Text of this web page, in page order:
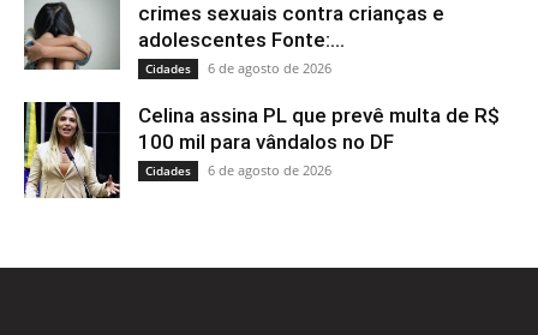
crimes sexuais contra crianças e
adolescentes Fonte:...
Cidades 6 de agosto de 2026
Celina assina PL que prevê multa de R$
100 mil para vândalos no DF
Cidades 6 de agosto de 2026